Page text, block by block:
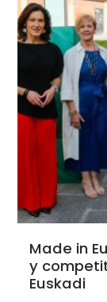
Made in
y
Euskadi